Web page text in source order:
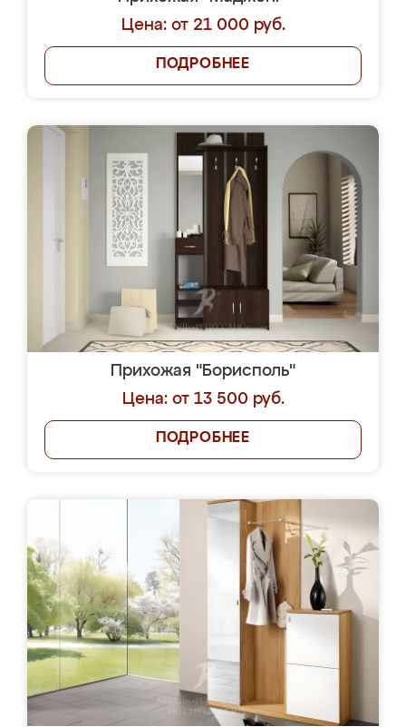
Цена: от 21 000 руб.
ПОДРОБНЕЕ
Прихожая "Борисполь"
Цена: от 13 500 руб.
ПОДРОБНЕЕ